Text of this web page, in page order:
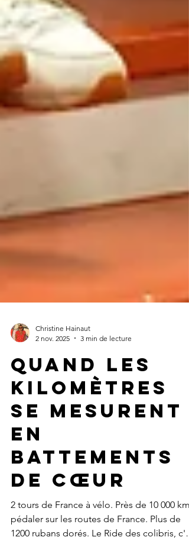
2 nov. 2025
3 min de lecture
Quand les
kilomètres
se mesurent
en
battements
de cœur
2 tours de France à vélo. Près de 10 000 km